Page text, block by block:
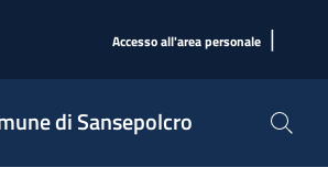
Accesso all'area personale |
di Sansepolcro